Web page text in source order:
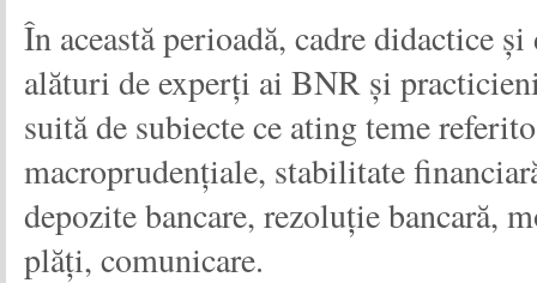
În această perioadă, cadre didactice
alături de experți ai BNR și
suită de subiecte ce ating teme
macroprudenţiale, stabilitate
depozite bancare, rezoluţie bancară,
plăţi, comunicare.